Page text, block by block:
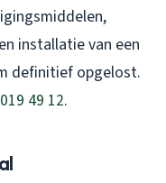
installatie van een
definitief opgelost.
49 12.